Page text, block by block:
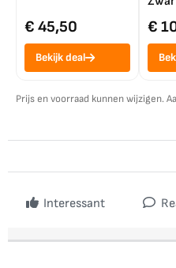
€ 45,50
Bekijk deal
€
Prijs en voorraad kunnen wijzigen.
Interessant